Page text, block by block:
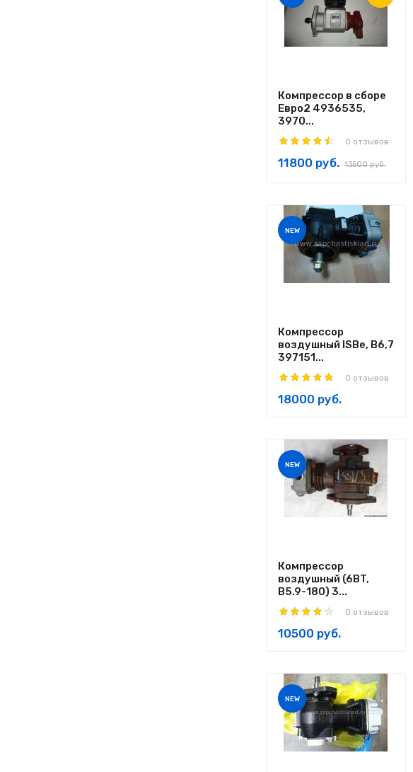
Компрессор в сборе
Евро2 4936535,
3970...
0 отзывов
11800 руб. 13500 руб.
NEW
Компрессор
воздушный ISBe, B6,7
397151...
0 отзывов
18000 руб.
NEW
Компрессор
воздушный (6BT,
B5.9-180) 3...
0 отзывов
10500 руб.
NEW